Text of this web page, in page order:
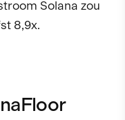
Solana zou
8,9x.